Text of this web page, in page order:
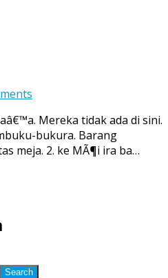
Mereka tidak ada di sini.
bukura. Barang
meja. 2. ke MÃ¶i ira ba…
Search